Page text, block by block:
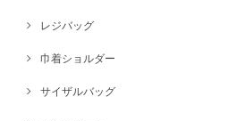
レジバッグ
巾着ショルダー
サイザルバッグ